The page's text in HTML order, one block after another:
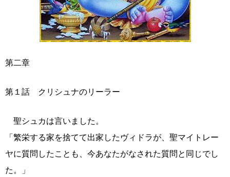
第二章
第１話 クリシュナのリーラー
聖シュカは言いました。
「繁栄する家を捨てて出家したヴィドラが、聖マイトレー
ヤに質問したことも、今あなたがなされた質問と同じでし
た。」